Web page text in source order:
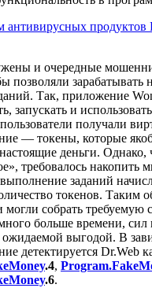
и очередные
позволяли
Так, приложение
запускать и
получали
— токены, которые
деньги. Однако,
требовалось накопить
заданий
токенов. Таким
могли собрать требуемую
больше времени, сил
выгодой. В
детектируется Dr.Web
.4,
.6.